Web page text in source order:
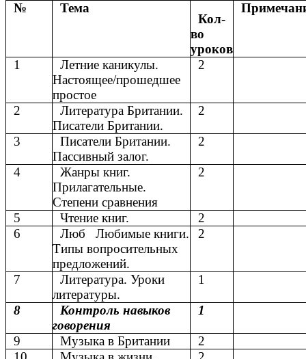
№
Тема
Кол-
во
уроков
1
Летние каникулы.
Настоящее/прошедшее
простое
2
2
Литература Британии.
Писатели Британии.
2
3
Писатели Британии.
Пассивный залог.
2
4
Жанры книг.
Прилагательные.
Степени сравнения
2
5 Чтение книг.
2
6
Люб Любимые книги.
Типы вопросительных
предложений.
2
7
Литература. Уроки
литературы.
1
8
Контроль навыков
говорения
1
9 Музыка в Британии
2